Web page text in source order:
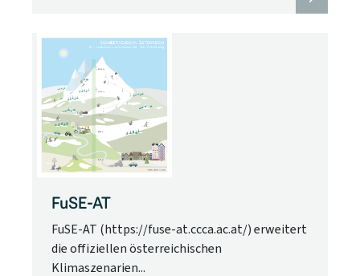
FuSE-AT
FuSE-AT (https://fuse-at.ccca.ac.at/) erweitert
die offiziellen österreichischen
Klimaszenarien...